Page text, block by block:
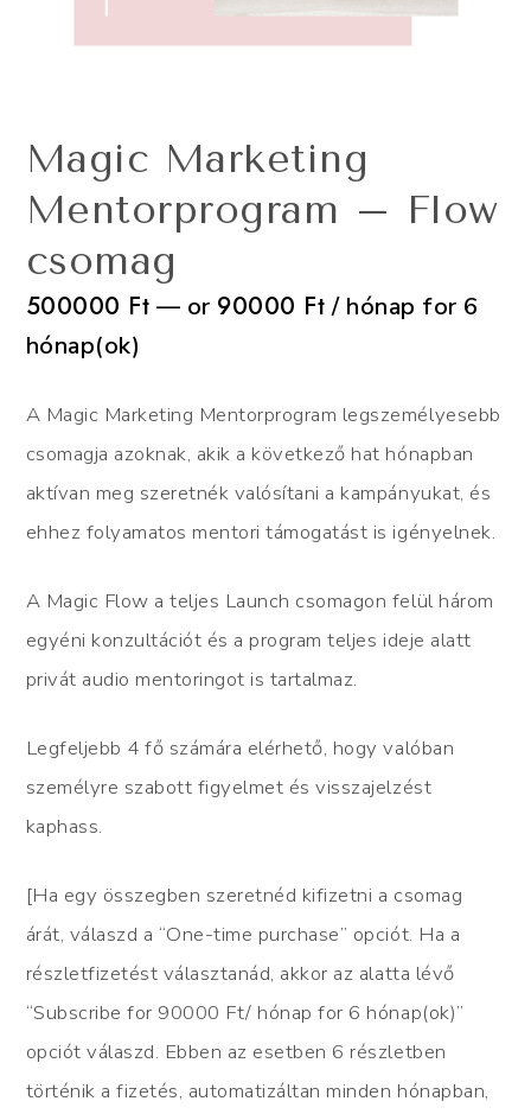
Magic Marketing
Mentorprogram – Flow
csomag
500000 Ft — or 90000 Ft / hónap for 6
hónap(ok)
A Magic Marketing Mentorprogram legszemélyesebb
csomagja azoknak, akik a következő hat hónapban
aktívan meg szeretnék valósítani a kampányukat, és
ehhez folyamatos mentori támogatást is igényelnek.
A Magic Flow a teljes Launch csomagon felül három
egyéni konzultációt és a program teljes ideje alatt
privát audio mentoringot is tartalmaz.
Legfeljebb 4 fő számára elérhető, hogy valóban
személyre szabott figyelmet és visszajelzést
kaphass.
[Ha egy összegben szeretnéd kifizetni a csomag
árát, válaszd a “One-time purchase” opciót. Ha a
részletfizetést választanád, akkor az alatta lévő
“Subscribe for 90000 Ft/ hónap for 6 hónap(ok)”
opciót válaszd. Ebben az esetben 6 részletben
történik a fizetés, automatizáltan minden hónapban,